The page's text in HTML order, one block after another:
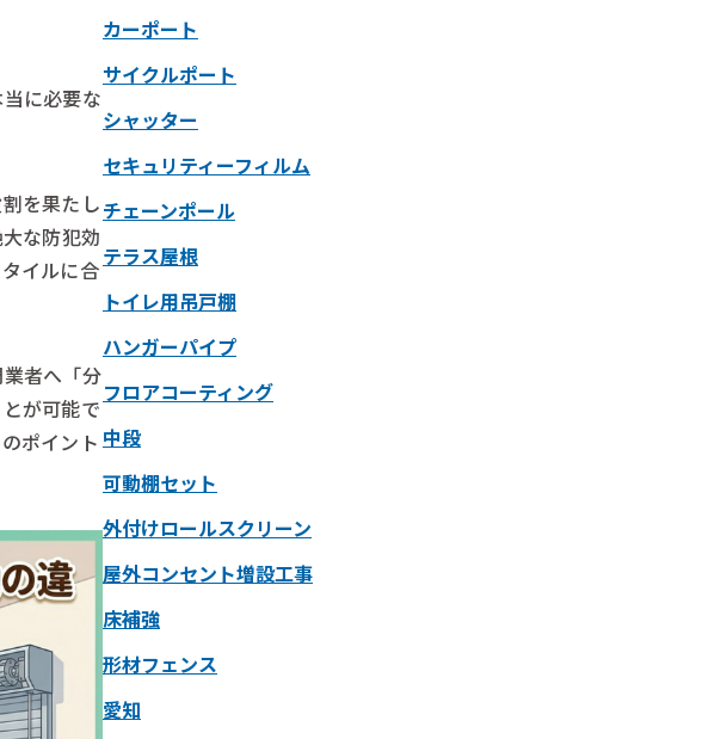
に必要な
を果たし
な防犯効
イルに合
者へ「分
が可能で
ポイント
カーポート
サイクルポート
シャッター
セキュリティーフィルム
チェーンポール
テラス屋根
トイレ用吊戸棚
ハンガーパイプ
フロアコーティング
中段
可動棚セット
外付けロールスクリーン
屋外コンセント増設工事
床補強
形材フェンス
愛知